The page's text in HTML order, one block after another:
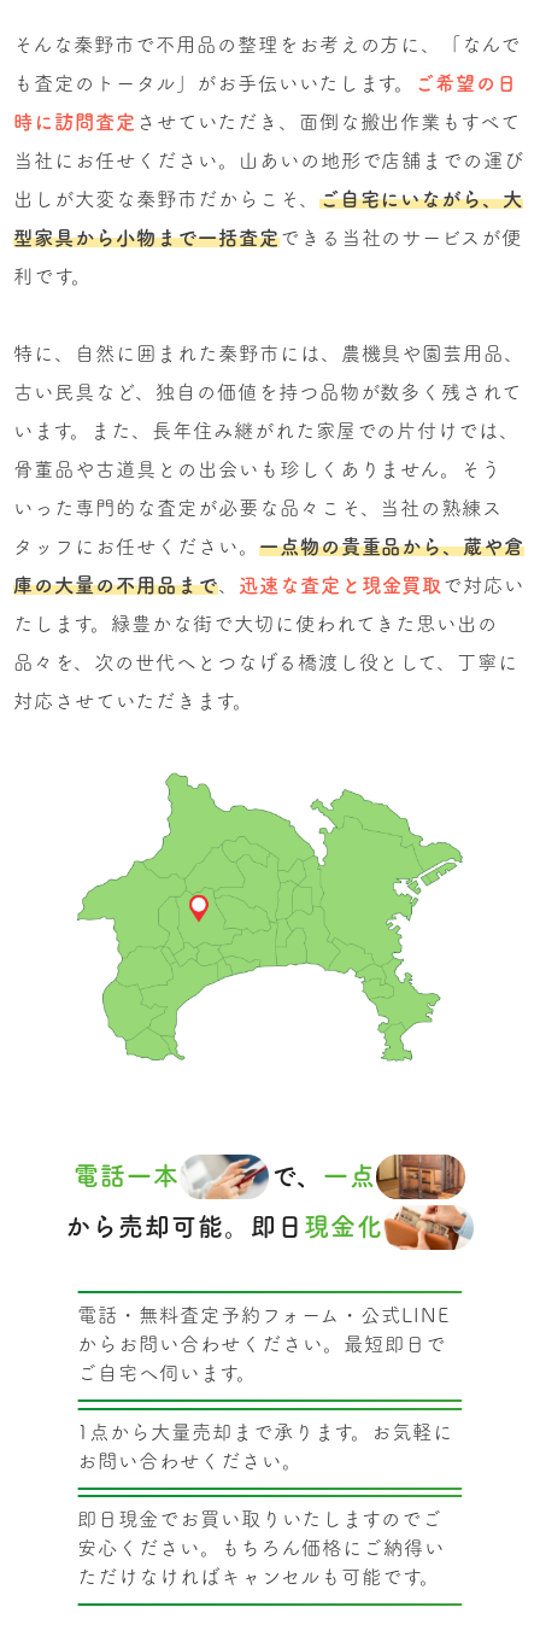
そんな秦野市で不用品の整理をお考えの方に、「なんで
も査定のトータル」がお手伝いいたします。
ご希望の日
時に訪問査定 させていただき、面倒な搬出作業もすべて
当社にお任せください。山あいの地形で店舗までの運び
出しが大変な秦野市だからこそ、 ご自宅にいながら、大
型家具から小物まで一括査定できる当社のサービスが便
利です。
特に、自然に囲まれた秦野市には、農機具や園芸用品、
古い民具など、独自の価値を持つ品物が数多く残されて
います。また、長年住み継がれた家屋での片付けでは、
骨董品や古道具との出会いも珍しくありません。そう
いった専門的な査定が必要な品々こそ、当社の熟練ス
タッフにお任せください。 一点物の貴重品から、蔵や倉
庫の大量の不用品まで、 迅速な査定と現金買取 で対応い
たします。緑豊かな街で大切に使われてきた思い出の
品々を、次の世代へとつなげる橋渡し役として、丁寧に
対応させていただきます。
電話一本 で、 一点
から売却可能。即日 現金化
電話・無料査定予約フォーム・公式LINE
からお問い合わせください。最短即日で
ご自宅へ伺います。
1点から大量売却まで承ります。お気軽に
お問い合わせください。
即日現金でお買い取りいたしますのでご
安心ください。もちろん価格にご納得い
ただけなければキャンセルも可能です。